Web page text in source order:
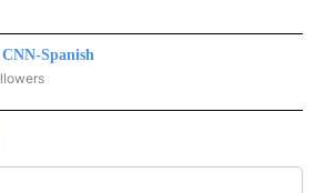
CNN-Spanish
SPANISH" TO RECEIVE NOTIFICATIONS ABOUT